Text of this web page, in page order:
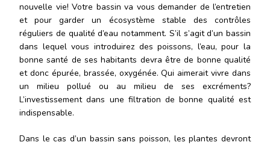
nouvelle vie! Votre bassin va vous demander de l’entretien
et pour garder un écosystème stable des contrôles
réguliers de qualité d’eau notamment. S’il s’agit d’un bassin
dans lequel vous introduirez des poissons, l’eau, pour la
bonne santé de ses habitants devra être de bonne qualité
et donc épurée, brassée, oxygénée. Qui aimerait vivre dans
un milieu pollué ou au milieu de ses excréments?
L’investissement dans une filtration de bonne qualité est
indispensable.
Dans le cas d’un bassin sans poisson, les plantes devront